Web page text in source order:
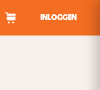
INLOGGEN